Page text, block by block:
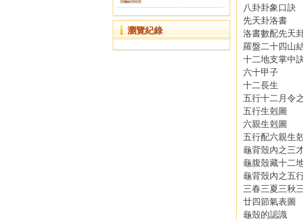
瀏覽紀錄
八卦卦象口訣
先天卦洛書
洛書數配先天
羅盤二十四山
十二地支掌中
六十甲子
十二長生
五行十二月令
五行生剋圖
六親生剋圖
五行配六親生
龜背殼內之三
龜腹殼藏十二
龜背殼內之五
三春三夏三秋
廿四節氣表圖
龜殼的認識